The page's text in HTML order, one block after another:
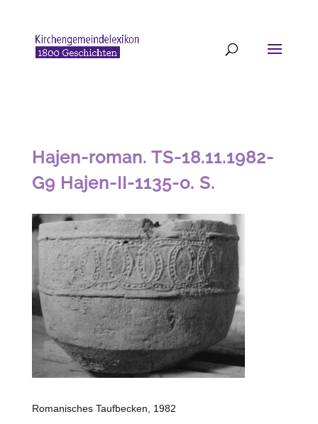
Hajen-roman. TS-18.11.1982-
G9 Hajen-II-1135-o. S.
Romanisches Taufbecken, 1982